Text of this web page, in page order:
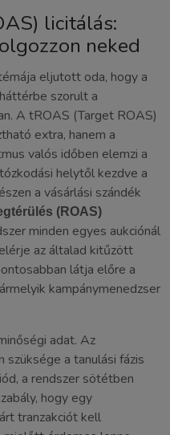
licitálás:
neked
eljutott oda, hogy a
szorult a
A tROAS (Target ROAS)
extra, hanem a
valós időben elemzi a
helytől kezdve a
a vásárlási szándék
(ROAS)
minden egyes aukciónál
az általad kitűzött
látja előre a
kampánymenedzser
adat. Az
szüksége a tanulási fázis
a rendszer sötétben
hogy egy
tranzakciót kell